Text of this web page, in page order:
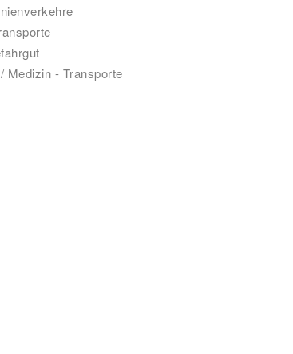
Medizin - Transporte